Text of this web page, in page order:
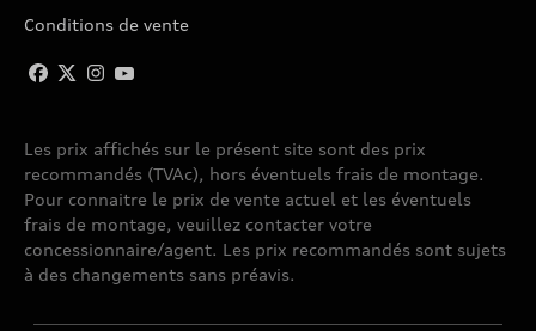
Conditions de vente
Les prix affichés sur le présent site sont des prix
recommandés (TVAc), hors éventuels frais de montage.
Pour connaitre le prix de vente actuel et les éventuels
frais de montage, veuillez contacter votre
concessionnaire/agent. Les prix recommandés sont sujets
à des changements sans préavis.